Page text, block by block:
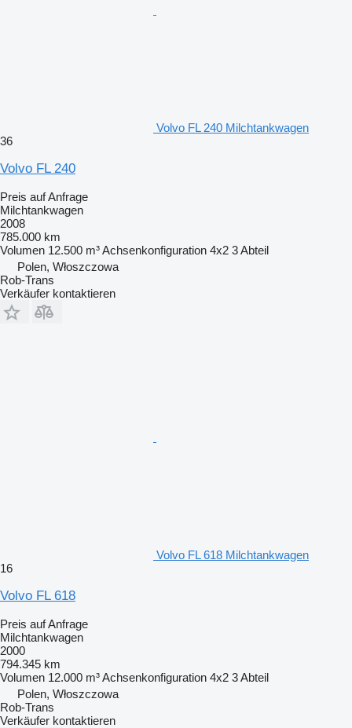
Volvo FL 240 Milchtankwagen
36
Volvo FL 240
Preis auf Anfrage
Milchtankwagen
2008
785.000 km
Volumen 12.500 m³Achsenkonfiguration 4x2 3 Abteil
Polen, Włoszczowa
Rob-Trans
Verkäufer kontaktieren
Volvo FL 618 Milchtankwagen
16
Volvo FL 618
Preis auf Anfrage
Milchtankwagen
2000
794.345 km
Volumen 12.000 m³Achsenkonfiguration 4x2 3 Abteil
Polen, Włoszczowa
Rob-Trans
Verkäufer kontaktieren